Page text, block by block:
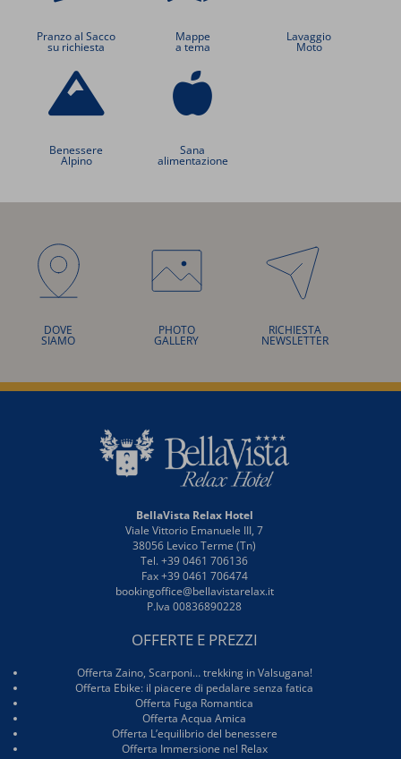
Pranzo al Sacco
su richiesta
Mappe
a tema
Lavaggio
Moto
Benessere
Alpino
Sana
alimentazione
DOVE
SIAMO
PHOTO
GALLERY
RICHIESTA
NEWSLETTER
BellaVista Relax Hotel
Viale Vittorio Emanuele III, 7
38056 Levico Terme (Tn)
Tel. +39 0461 706136
Fax +39 0461 706474
bookingoffice@bellavistarelax.it
P.Iva 00836890228
OFFERTE E PREZZI
Offerta Zaino, Scarponi… trekking in Valsugana!
Offerta Ebike: il piacere di pedalare senza fatica
Offerta Fuga Romantica
Offerta Acqua Amica
Offerta L’equilibrio del benessere
Offerta Immersione nel Relax